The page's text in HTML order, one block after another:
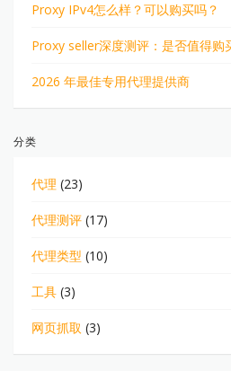
Proxy IPv4怎么样？可以购买吗？
Proxy seller深度测评：是否值得购
2026 年最佳专用代理提供商
分类
代理 (23)
代理测评 (17)
代理类型 (10)
工具 (3)
网页抓取 (3)